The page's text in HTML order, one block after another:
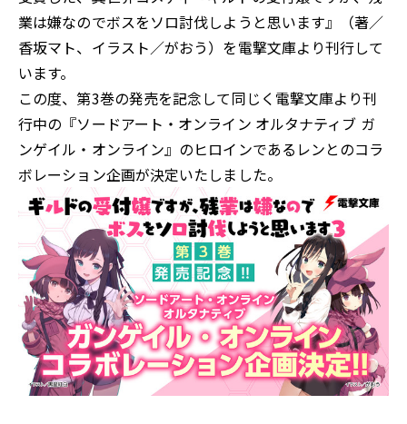
業は嫌なのでボスをソロ討伐しようと思います』（著／
香坂マト、イラスト／がおう）を電撃文庫より刊行して
います。
この度、第3巻の発売を記念して同じく電撃文庫より刊
行中の『ソードアート・オンライン オルタナティブ ガ
ンゲイル・オンライン』のヒロインであるレンとのコラ
ボレーション企画が決定いたしました。